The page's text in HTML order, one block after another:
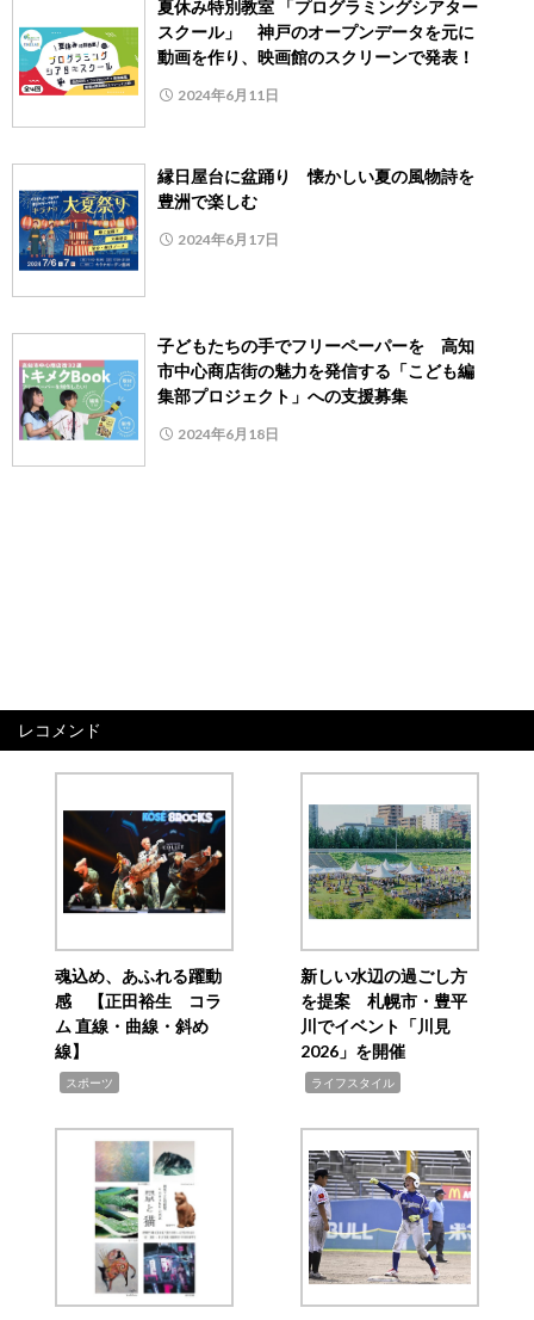
夏休み特別教室 「プログラミングシアター
スクール」 神戸のオープンデータを元に
動画を作り、映画館のスクリーンで発表！
2024年6月11日
縁日屋台に盆踊り 懐かしい夏の風物詩を
豊洲で楽しむ
2024年6月17日
子どもたちの手でフリーペーパーを 高知
市中心商店街の魅力を発信する「こども編
集部プロジェクト」への支援募集
2024年6月18日
レコメンド
魂込め、あふれる躍動
感 【正田裕生 コラ
ム 直線・曲線・斜め
線】
スポーツ
新しい水辺の過ごし方
を提案 札幌市・豊平
川でイベント「川見
2026」を開催
ライフスタイル